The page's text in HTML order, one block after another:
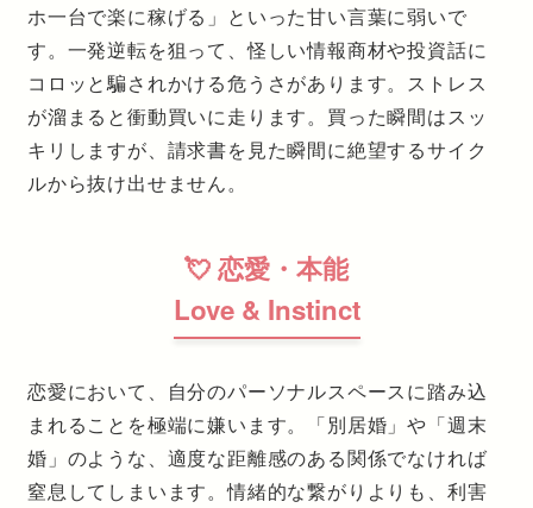
ホ一台で楽に稼げる」といった甘い言葉に弱いで
す。一発逆転を狙って、怪しい情報商材や投資話に
コロッと騙されかける危うさがあります。ストレス
が溜まると衝動買いに走ります。買った瞬間はスッ
キリしますが、請求書を見た瞬間に絶望するサイク
ルから抜け出せません。
💘 恋愛・本能
Love & Instinct
恋愛において、自分のパーソナルスペースに踏み込
まれることを極端に嫌います。「別居婚」や「週末
婚」のような、適度な距離感のある関係でなければ
窒息してしまいます。情緒的な繋がりよりも、利害